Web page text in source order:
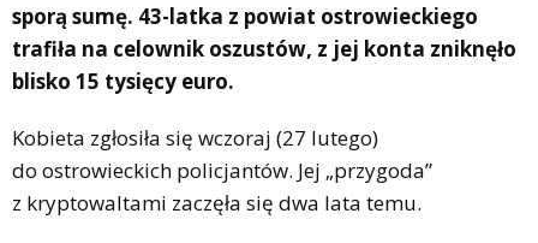
sporą sumę. 43-latka z powiat ostrowieckiego
trafiła na celownik oszustów, z jej konta zniknęło
blisko 15 tysięcy euro.
Kobieta zgłosiła się wczoraj (27 lutego)
do ostrowieckich policjantów. Jej „przygoda”
z kryptowaltami zaczęła się dwa lata temu.